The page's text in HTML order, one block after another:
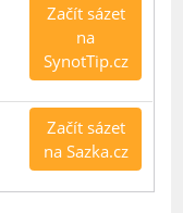
Začít sázet
na
SynotTip.cz
Začít sázet
na Sazka.cz